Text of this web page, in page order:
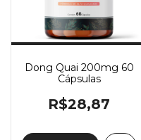
Dong Quai 200mg 60
Cápsulas
R$28,87